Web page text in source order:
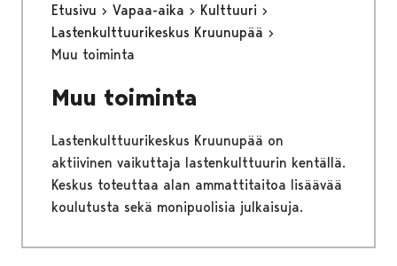
Etusivu Vapaa-aika
Kulttuuri
Lastenkulttuurikeskus Kruunupää
Muu toiminta
Muu toiminta
Lastenkulttuurikeskus Kruunupää on
aktiivinen vaikuttaja lastenkulttuurin kentällä.
Keskus toteuttaa alan ammattitaitoa lisäävää
koulutusta sekä monipuolisia julkaisuja.